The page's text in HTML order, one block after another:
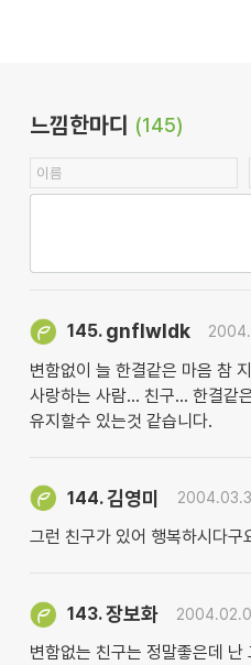
느낌한마디 (145)
145. gnflwldk
변함없이 늘 한결같은 마음 참
사랑하는 사람... 친구... 한결같
유지할수 있는것 같습니다.
144.김영미
그런 친구가 있어 행복하시다구
143.장보화
변함없는 친구는 정말좋은데